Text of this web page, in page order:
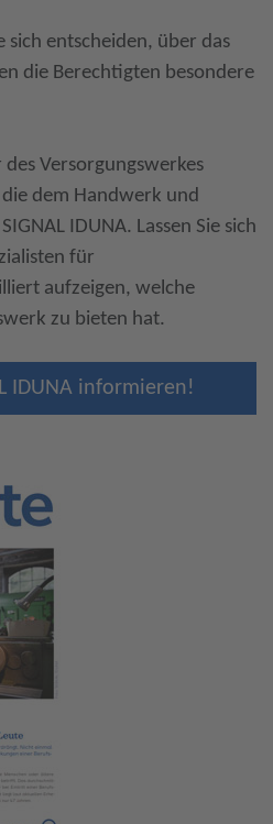
sich entscheiden, über das
die Berechtigten besondere
Versorgungswerkes
dem Handwerk und
IDUNA. Lassen Sie sich
für
aufzeigen, welche
zu bieten hat.
IDUNA informieren!